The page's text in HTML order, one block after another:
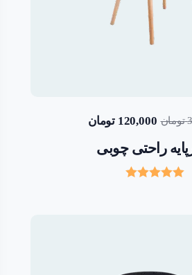
راحتی چوبی
تومان 120,000 تومان